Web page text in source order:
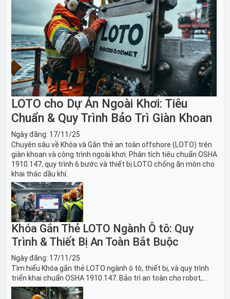
LOTO cho Dự Án Ngoài Khơi: Tiêu
Chuẩn & Quy Trình Bảo Trì Giàn Khoan
Ngày đăng: 17/11/25
Chuyên sâu về Khóa và Gắn thẻ an toàn offshore (LOTO) trên
giàn khoan và công trình ngoài khơi. Phân tích tiêu chuẩn OSHA
1910.147, quy trình 6 bước và thiết bị LOTO chống ăn mòn cho
khai thác dầu khí.
Khóa Gắn Thẻ LOTO Ngành Ô tô: Quy
Trình & Thiết Bị An Toàn Bắt Buộc
Ngày đăng: 17/11/25
Tìm hiểu Khóa gắn thẻ LOTO ngành ô tô, thiết bị, và quy trình
triển khai chuẩn OSHA 1910.147. Bảo trì an toàn cho robot,
băng tải sản xuất ô tô và dây chuyền lắp ráp xe hơi.